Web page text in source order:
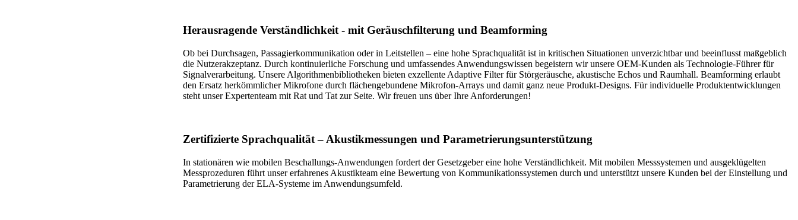
Herausragende Verständlichkeit - mit Geräuschfilterung und Beamforming
Ob bei Durchsagen, Passagierkommunikation oder in Leitstellen – eine hohe Sprachqualität ist in kritischen Situationen unverzichtbar und beeinflusst maßgeblich
die Nutzerakzeptanz. Durch kontinuierliche Forschung und umfassendes Anwendungswissen begeistern wir unsere OEM-Kunden als Technologie-Führer für
Signalverarbeitung. Unsere Algorithmenbibliotheken bieten exzellente Adaptive Filter für Störgeräusche, akustische Echos und Raumhall. Beamforming erlaubt
den Ersatz herkömmlicher Mikrofone durch flächengebundene Mikrofon-Arrays und damit ganz neue Produkt-Designs. Für individuelle Produktentwicklungen
steht unser Expertenteam mit Rat und Tat zur Seite. Wir freuen uns über Ihre Anforderungen!
Zertifizierte Sprachqualität – Akustikmessungen und Parametrierungsunterstützung
In stationären wie mobilen Beschallungs-Anwendungen fordert der Gesetzgeber eine hohe Verständlichkeit. Mit mobilen Messsystemen und ausgeklügelten
Messprozeduren führt unser erfahrenes Akustikteam eine Bewertung von Kommunikationssystemen durch und unterstützt unsere Kunden bei der Einstellung und
Parametrierung der ELA-Systeme im Anwendungsumfeld.